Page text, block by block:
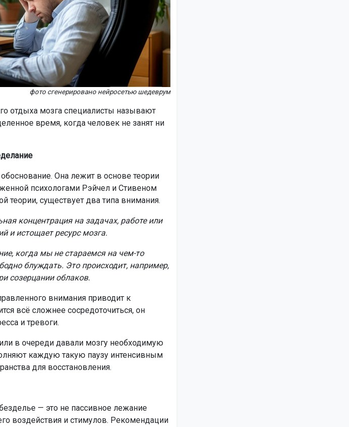
фото сгенерировано нейросетью шедеврум
отдыха мозга специалисты называют
время, когда человек не занят ни
Она лежит в основе теории
психологами Рэйчел и Стивеном
теории, существует два типа внимания.
концентрация на задачах, работе или
и истощает ресурс мозга.
когда мы не стараемся на чем-то
блуждать. Это происходит, например,
созерцании облаков.
внимания приводит к
всё сложнее сосредоточиться, он
и тревоги.
в очереди давали мозгу необходимую
каждую такую паузу интенсивным
для восстановления.
— это не пассивное лежание
воздействия и стимулов. Рекомендации